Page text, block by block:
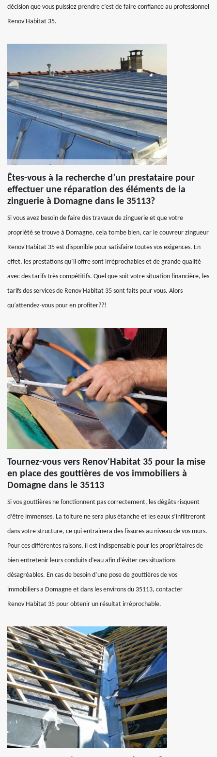
décision que vous puissiez prendre c’est de faire confiance au professionnel
Renov'Habitat 35.
Êtes-vous à la recherche d’un prestataire pour
effectuer une réparation des éléments de la
zinguerie à Domagne dans le 35113?
Si vous avez besoin de faire des travaux de zinguerie et que votre
propriété se trouve à Domagne, cela tombe bien, car le couvreur zingueur
Renov'Habitat 35 est disponible pour satisfaire toutes vos exigences. En
effet, les prestations qu’il offre sont irréprochables et de grande qualité
avec des tarifs très compétitifs. Quel que soit votre situation financière, les
tarifs des services de Renov'Habitat 35 sont faits pour vous. Alors
qu’attendez-vous pour en profiter??!
Tournez-vous vers Renov'Habitat 35 pour la mise
en place des gouttières de vos immobiliers à
Domagne dans le 35113
Si vos gouttières ne fonctionnent pas correctement, les dégâts risquent
d’être immenses. La toiture ne sera plus étanche et les eaux s’infiltreront
dans votre structure, ce qui entrainera des fissures au niveau de vos murs.
Pour ces différentes raisons, il est indispensable pour les propriétaires de
bien entretenir leurs conduits d’eau afin d’éviter ces situations
désagréables. En cas de besoin d’une pose de gouttières de vos
immobiliers a Domagne et dans les environs du 35113, contacter
Renov'Habitat 35 pour obtenir un résultat irréprochable.